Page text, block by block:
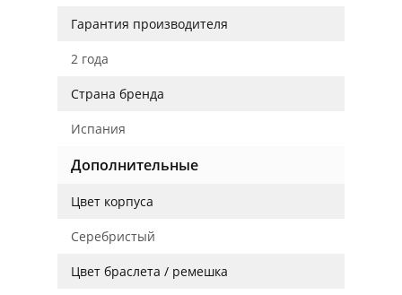
Гарантия производителя
2 года
Страна бренда
Испания
Дополнительные
Цвет корпуса
Серебристый
Цвет браслета / ремешка